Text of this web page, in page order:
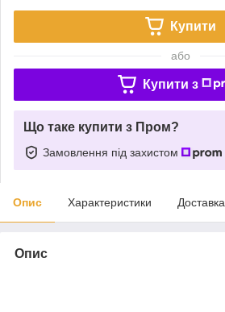
Купити
або
Купити з
Що таке купити з Пром?
Замовлення під захистом
Опис Характеристики Доставка
Опис